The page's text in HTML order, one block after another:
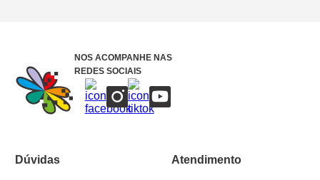
NOS ACOMPANHE NAS
REDES SOCIAIS
Dúvidas Atendimento